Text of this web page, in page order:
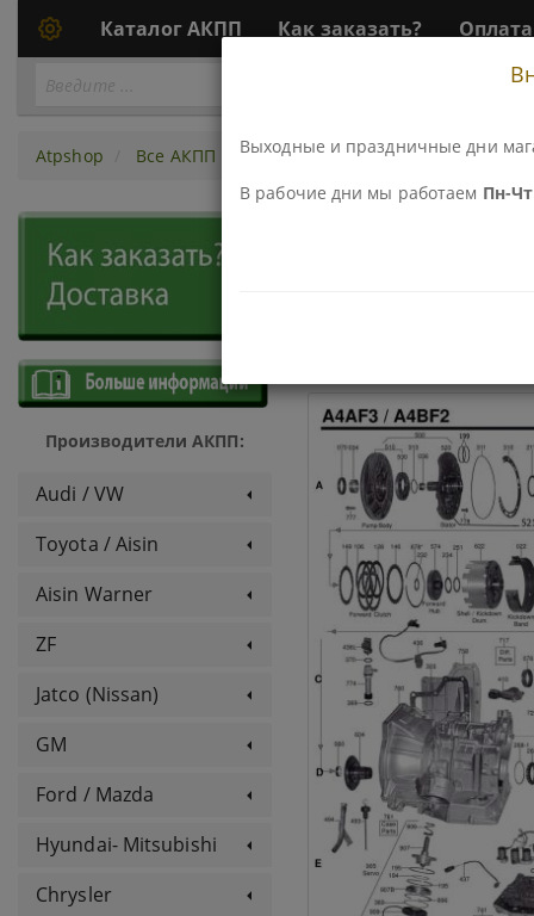
Каталог АКПП Как заказать?
Atpshop Все АКПП A4BF-2/ A4BF-3/ A4AF-3
Производители АКПП:
Audi / VW
Toyota / Aisin
Aisin Warner
ZF
Jatco (Nissan)
GM
Ford / Mazda
Hyundai- Mitsubishi
Chrysler
Выходные и праздничные дни
В рабочие дни мы работаем Пн-